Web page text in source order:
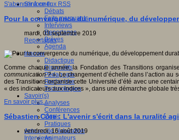
S'informer
Débats
Faits marquants
Interviews
Reportages
Brèves
Agenda
Innover
Didactique
Dispositifs
Pédagogie
Recherche
Technologies
Savoir(s)
Analyses
Conférences
Outils
Pratiques
Acteurs de l'éducation
Animateurs
S'abonner à ce flux RSS
Pour la convergence du numérique, du
mardi, 03 septembre 2019
Reportages
Comme chaque année, la Fondation des Transitions
communication ?». Le changement d’échelle dans l’action au
des Transitions organise cette Université d’été avec une
« des indicateurs aux indices », dans une démarche globale
En savoir plus...
Sébastien Côte : L'avenir s'écrit dans la ruralité
vendredi, 16 août 2019
Interviews